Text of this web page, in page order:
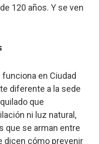
120 años. Y se ven
funciona en Ciudad
diferente a la sede
que
ni luz natural,
que se arman entre
dicen cómo prevenir